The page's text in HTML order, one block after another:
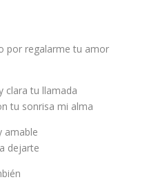
por regalarme tu amor
clara tu llamada
tu sonrisa mi alma
amable
dejarte